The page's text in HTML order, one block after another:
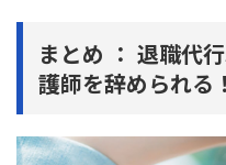
まとめ ： 退職代
護師を辞められる！